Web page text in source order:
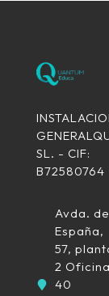
SL. - CIF:
B72580764
Avda. de
España,
57,
2 Oficina
40